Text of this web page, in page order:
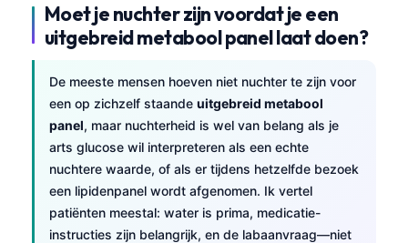
Moet je nuchter zijn voordat je een
uitgebreid metabool panel laat doen?
De meeste mensen hoeven niet nuchter te zijn voor
een op zichzelf staande uitgebreid metabool
panel, maar nuchterheid is wel van belang als je
arts glucose wil interpreteren als een echte
nuchtere waarde, of als er tijdens hetzelfde bezoek
een lipidenpanel wordt afgenomen. Ik vertel
patiënten meestal: water is prima, medicatie-
instructies zijn belangrijk, en de labaanvraag—niet